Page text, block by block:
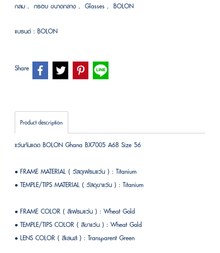
กลม , กรอบ ขนาดกลาง , Glasses , BOLON
แบรนด์ : BOLON
Share
Product description
แว่นกันแดด BOLON Ghana BX7005 A68 Size 56
• FRAME MATERIAL ( วัสดุเฟรมแว่น ) : Titanium
• TEMPLE/TIPS MATERIAL ( วัสดุขาแว่น ) : Titanium
• FRAME COLOR ( สีเฟรมแว่น ) : Wheat Gold
• TEMPLE/TIPS COLOR ( สีขาแว่น ) : Wheat Gold
• LENS COLOR ( สีเลนส์ ) : Transparent Green